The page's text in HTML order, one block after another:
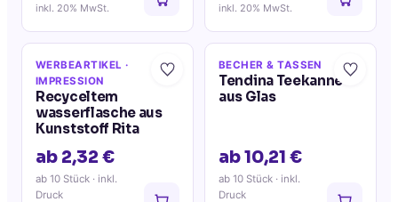
inkl. 20% MwSt.
inkl. 20% MwSt.
WERBEARTIKEL ·
IMPRESSION
Recyceltem
wasserflasche aus
Kunststoff Rita
ab 2,32 €
ab 10 Stück · inkl.
Druck
BECHER & TASSEN
Tendina Teekanne
aus Glas
ab 10,21 €
ab 10 Stück · inkl.
Druck